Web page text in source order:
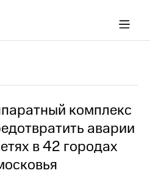
комплекс
аварии
в 42 городах